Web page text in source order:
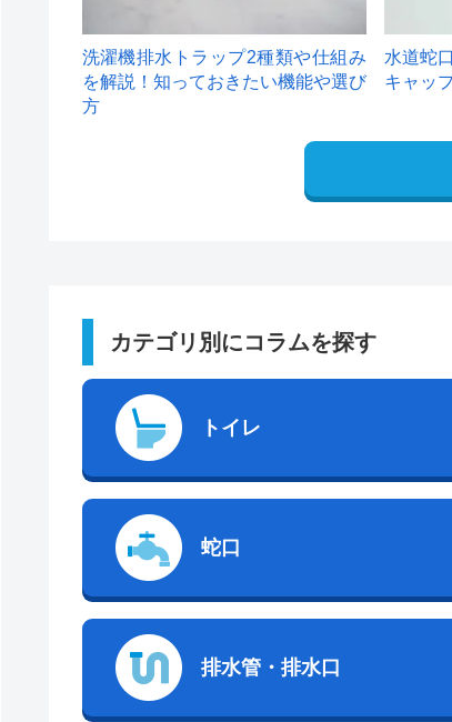
洗濯機排水トラップ2種類や仕組み
を解説！知っておきたい機能や選び
方
水道蛇
キャッ
カテゴリ別にコラムを探す
トイレ
蛇口
排水管・排水口